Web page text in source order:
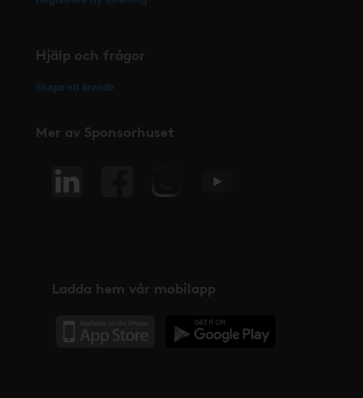
Hjälp och frågor
Skapa ett ärende
Mer av Sponsorhuset
Ladda hem vår mobilapp